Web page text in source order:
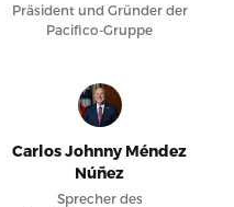
Präsident und Gründer der
Pacifico-Gruppe
Carlos Johnny Méndez
Núñez
Sprecher des